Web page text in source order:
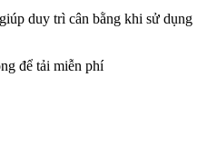
duy trì cân bằng khi sử dụng
để tải miễn phí